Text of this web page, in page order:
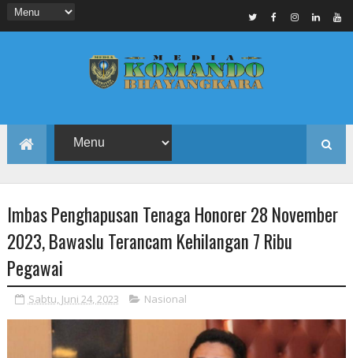
Imbas Penghapusan Tenaga Honorer 28 November
2023, Bawaslu Terancam Kehilangan 7 Ribu
Pegawai
Sabtu, Juni 24, 2023 Nasional